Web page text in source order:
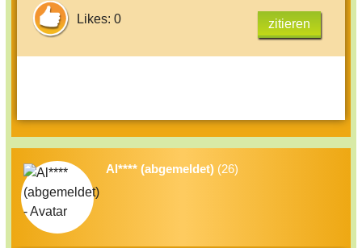
Likes: 0 zitieren
Al**** (abgemeldet) (26)